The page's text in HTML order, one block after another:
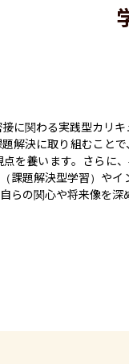
に関わる実践型カリ
解決に取り組むこと
を養います。さらに
課題解決型学習）や
らの関心や将来像を深